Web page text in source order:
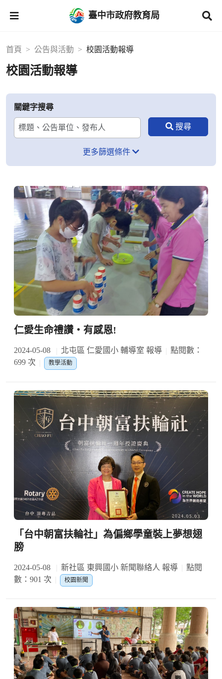
臺中市政府教育局
首頁 公告與活動 校園活動報導
校園活動報導
關鍵字搜尋
更多篩選條件
仁愛生命禮讚‧有感恩!
2024-05-08 北屯區 仁愛國小 輔導室 報導
點閱數：
699 次
教學活動
「台中朝富扶輪社」為偏鄉學童裝上夢想翅
膀
2024-05-08 新社區 東興國小 新聞聯絡人 報導
點閱
數：901 次
校園新聞